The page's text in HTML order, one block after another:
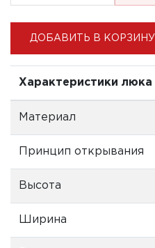
ДОБАВИТЬ В КОРЗИНУ
Характеристики люка
Материал
Принцип открывания
Высота
Ширина